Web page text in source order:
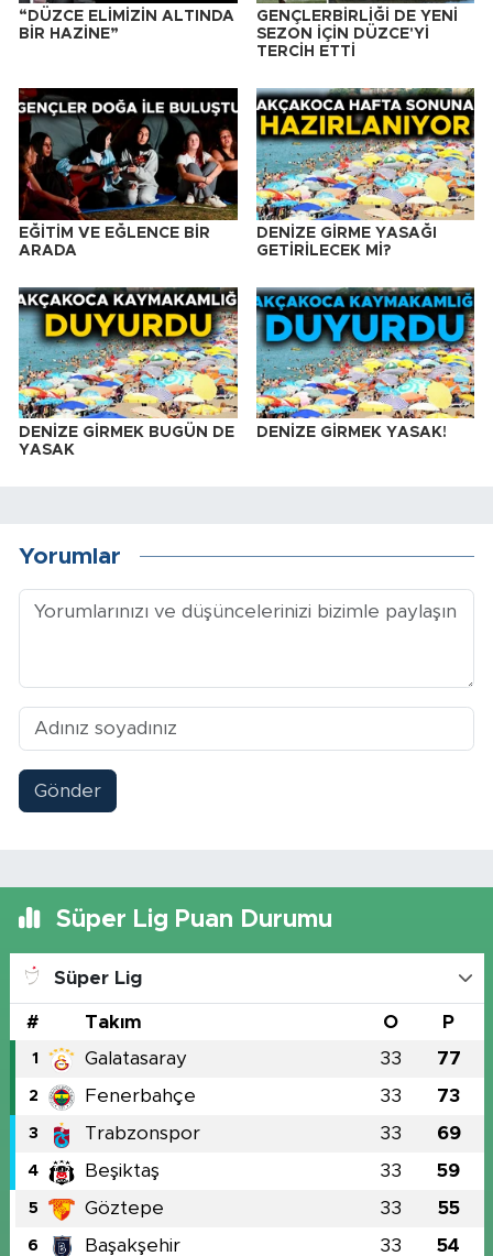
“DÜZCE ELİMİZİN ALTINDA
BİR HAZİNE”
GENÇLERBİRLİĞİ DE YENİ
SEZON İÇİN DÜZCE'Yİ
TERCİH ETTİ
EĞİTİM VE EĞLENCE BİR
ARADA
DENİZE GİRME YASAĞI
GETİRİLECEK Mİ?
DENİZE GİRMEK BUGÜN DE
YASAK
DENİZE GİRMEK YASAK!
Yorumlar
Gönder
Süper Lig Puan Durumu
Süper Lig
# Takım O P
1 Galatasaray 33 77
2 Fenerbahçe 33 73
3 Trabzonspor 33 69
4 Beşiktaş 33 59
5 Göztepe 33 55
6 Başakşehir 33 54